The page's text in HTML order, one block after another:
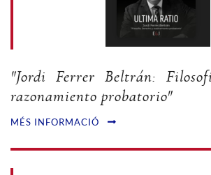
"Jordi Ferrer Beltrán:
razonamiento probatorio"
MÉS INFORMACIÓ